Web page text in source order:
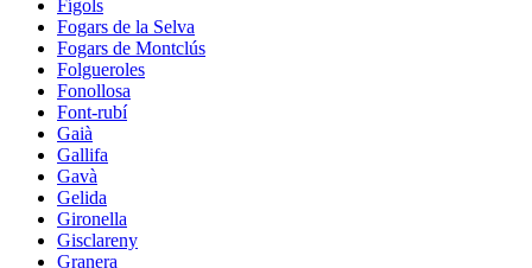
Fígols
Fogars de la Selva
Fogars de Montclús
Folgueroles
Fonollosa
Font-rubí
Gaià
Gallifa
Gavà
Gelida
Gironella
Gisclareny
Granera